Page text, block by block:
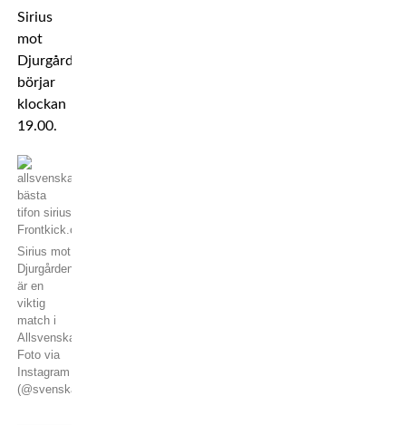
Sirius
mot
Djurgården
börjar
klockan
19.00.
Sirius mot
Djurgården
är en
viktig
match i
Allsvenskan.
Foto via
Instagram
(@svenska_fotbollsupportrar)